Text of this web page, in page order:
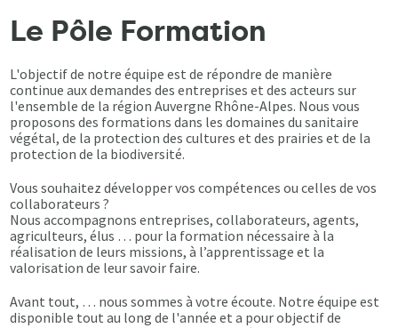
Le Pôle Formation
L'objectif de notre équipe est de répondre de manière
continue aux demandes des entreprises et des acteurs sur
l'ensemble de la région Auvergne Rhône-Alpes. Nous vous
proposons des formations dans les domaines du sanitaire
végétal, de la protection des cultures et des prairies et de la
protection de la biodiversité.
Vous souhaitez développer vos compétences ou celles de vos
collaborateurs ?
Nous accompagnons entreprises, collaborateurs, agents,
agriculteurs, élus … pour la formation nécessaire à la
réalisation de leurs missions, à l’apprentissage et la
valorisation de leur savoir faire.
Avant tout, … nous sommes à votre écoute. Notre équipe est
disponible tout au long de l'année et a pour objectif de